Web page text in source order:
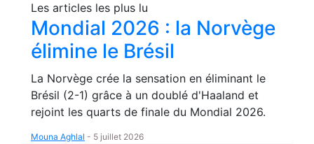
Les articles les plus lu
Mondial 2026 : la Norvège
élimine le Brésil
La Norvège crée la sensation en éliminant le
Brésil (2-1) grâce à un doublé d'Haaland et
rejoint les quarts de finale du Mondial 2026.
Mouna Aghlal - 5 juillet 2026